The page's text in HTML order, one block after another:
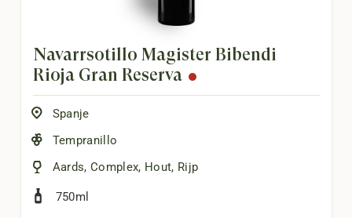
Navarrsotillo Magister Bibendi
Rioja Gran Reserva
Spanje
Tempranillo
Aards, Complex, Hout, Rijp
750ml